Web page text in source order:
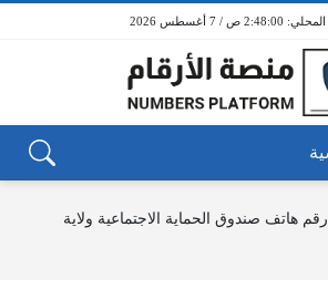
2:48:00 ص / 7 أغسطس 2026
رقم هاتف صندوق الحماية الاجتماعية ولاية